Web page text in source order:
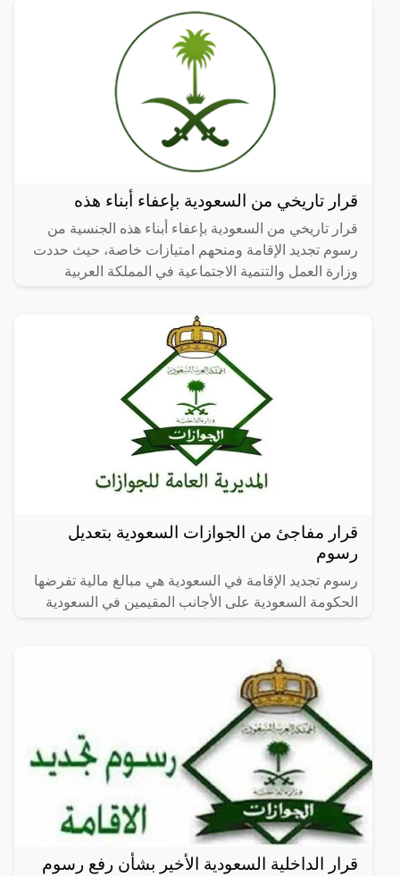
قرار تاريخي من السعودية بإعفاء أبناء هذه
قرار تاريخي من السعودية بإعفاء أبناء هذه الجنسية من
رسوم تجديد الإقامة ومنحهم امتيازات خاصة، حيث حددت
وزارة العمل والتنمية الاجتماعية في المملكة العربية
قرار مفاجئ من الجوازات السعودية بتعديل
رسوم
رسوم تجديد الإقامة في السعودية هي مبالغ مالية تفرضها
الحكومة السعودية على الأجانب المقيمين في السعودية
قرار الداخلية السعودية الأخير بشأن رفع رسوم